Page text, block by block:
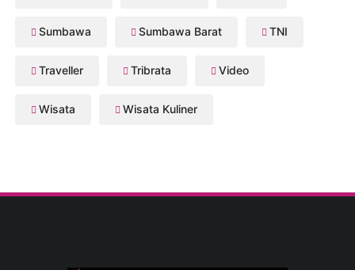
Sumbawa Sumbawa Barat TNI
Traveller Tribrata Video
Wisata Wisata Kuliner